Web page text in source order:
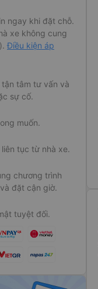
ngay khi đặt chỗ.
xe không cung
). Điều kiện áp
tâm tư vấn và
sự cố.
muốn.
tục từ nhà xe.
chương trình
đặt cận giờ.
tuyệt đối.